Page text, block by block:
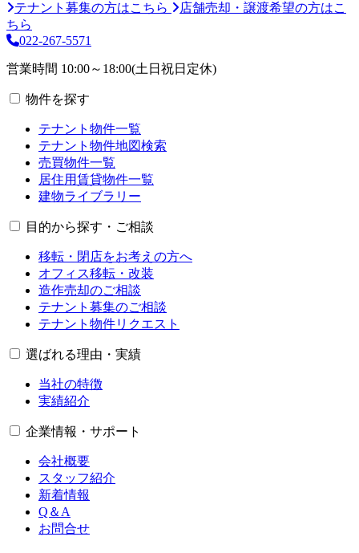
テナント募集の方はこちら
店舗売却・譲渡希望の方はこ
ちら
022-267-5571
営業時間 10:00～18:00(土日祝日定休)
物件を探す
テナント物件一覧
テナント物件地図検索
売買物件一覧
居住用賃貸物件一覧
建物ライブラリー
目的から探す・ご相談
移転・閉店をお考えの方へ
オフィス移転・改装
造作売却のご相談
テナント募集のご相談
テナント物件リクエスト
選ばれる理由・実績
当社の特徴
実績紹介
企業情報・サポート
会社概要
スタッフ紹介
新着情報
Q＆A
お問合せ